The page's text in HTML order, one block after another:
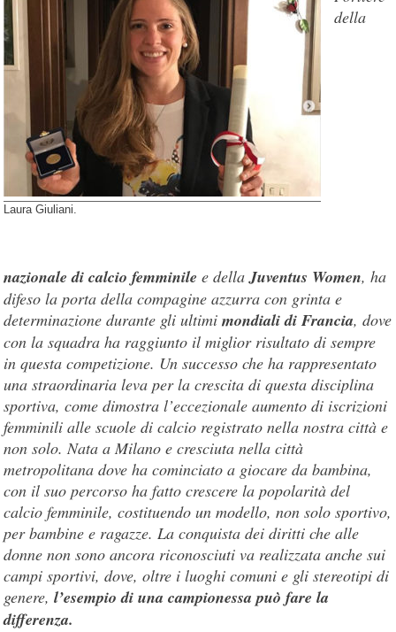
Laura Giuliani.
della
nazionale di calcio femminile e dellaJuventus Women, ha
difeso la porta della compagine azzurra con grinta e
determinazione durante gli ultimimondiali di Francia, dove
con la squadra ha raggiunto il miglior risultato di sempre
in questa competizione. Un successo che ha rappresentato
una straordinaria leva per la crescita di questa disciplina
sportiva, come dimostra l’eccezionale aumento di iscrizioni
femminili alle scuole di calcio registrato nella nostra città e
non solo. Nata a Milano e cresciuta nella città
metropolitana dove ha cominciato a giocare da bambina,
con il suo percorso ha fatto crescere la popolarità del
calcio femminile, costituendo un modello, non solo sportivo,
per bambine e ragazze. La conquista dei diritti che alle
donne non sono ancora riconosciuti va realizzata anche sui
campi sportivi, dove, oltre i luoghi comuni e gli stereotipi di
genere, l’esempio di una campionessa può fare la
differenza.